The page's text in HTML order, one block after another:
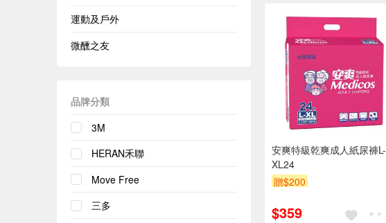
運動及戶外
微醺之友
品牌分類
3M
HERAN禾聯
Move Free
三多
安爽特級乾爽成人紙尿褲L-
XL24
贈$200
$359